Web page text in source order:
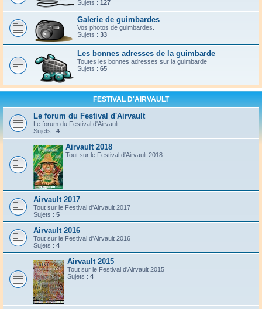
Sujets : 127
Galerie de guimbardes
Vos photos de guimbardes.
Sujets : 33
Les bonnes adresses de la guimbarde
Toutes les bonnes adresses sur la guimbarde
Sujets : 65
FESTIVAL D'AIRVAULT
Le forum du Festival d'Airvault
Le forum du Festival d'Airvault
Sujets : 4
Airvault 2018
Tout sur le Festival d'Airvault 2018
Airvault 2017
Tout sur le Festival d'Airvault 2017
Sujets : 5
Airvault 2016
Tout sur le Festival d'Airvault 2016
Sujets : 4
Airvault 2015
Tout sur le Festival d'Airvault 2015
Sujets : 4